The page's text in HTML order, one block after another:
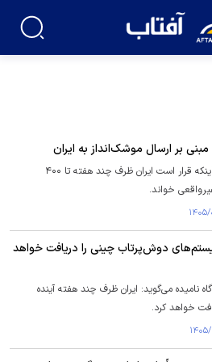
بر ارسال موشک‌انداز به ایران
پکن گزارش برخی رسانه‌ها را مبنی بر اینکه قرار است ایران ظرف چند هفته تا ۴۰۰
خواند.
دوش‌پرتاب چینی را دریافت خواهد
نامیده می‌گوید: ایران ظرف چند هفته آینده
خواهد کرد.